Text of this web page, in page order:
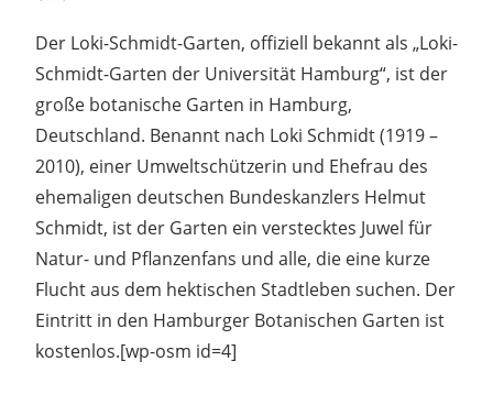
Der Loki-Schmidt-Garten, offiziell bekannt als „Loki-
Schmidt-Garten der Universität Hamburg“, ist der
große botanische Garten in Hamburg,
Deutschland. Benannt nach Loki Schmidt (1919 –
2010), einer Umweltschützerin und Ehefrau des
ehemaligen deutschen Bundeskanzlers Helmut
Schmidt, ist der Garten ein verstecktes Juwel für
Natur- und Pflanzenfans und alle, die eine kurze
Flucht aus dem hektischen Stadtleben suchen. Der
Eintritt in den Hamburger Botanischen Garten ist
kostenlos.[wp-osm id=4]